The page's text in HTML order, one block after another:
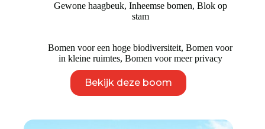
tot
€ 2.995
Gewone haagbeuk, Inheemse bomen, Blok op
stam
Bomen voor een hoge biodiversiteit,Bomen voor
in kleine ruimtes, Bomen voor meer privacy
Bekijk deze boom
product
heeft
variaties.